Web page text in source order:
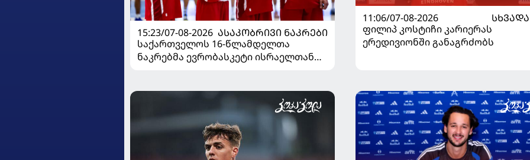
15:23/07-08-2026 ᲐᲡᲐᲙᲝᲑᲠᲘᲕᲘ ᲜᲐᲙᲠᲔᲑᲘ
საქართველოს 16-წლამდელთა
ნაკრებმა ევრობასკეტი ისრაელთან
11:06/07-08-2026
ფილიპ კოსტიჩი კარიერას
ერედივიონში განაგრძობს